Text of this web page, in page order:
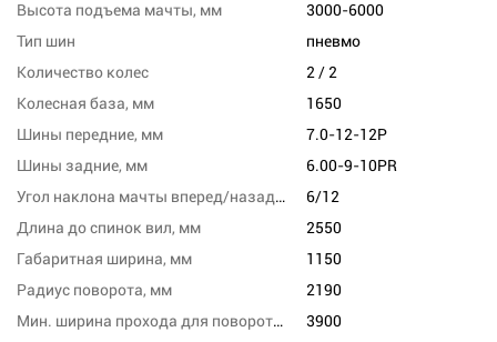
Высота подъема мачты, мм
3000-6000
Тип шин
пневмо
Количество колес
2 / 2
Колесная база, мм
1650
Шины передние, мм
7.0-12-12P
Шины задние, мм
6.00-9-10PR
Угол наклона мачты вперед/назад, град
6/12
Длина до спинок вил, мм
2550
Габаритная ширина, мм
1150
Радиус поворота, мм
2190
Мин. ширина прохода для поворота, мм
3900